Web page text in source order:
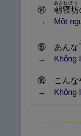
⑭ 朝
triều đại, Bắc Hàn
あさ
寝坊
ねぼう
→
Một
⑮ あんな
→ Không
⑯ こんな
→ Không